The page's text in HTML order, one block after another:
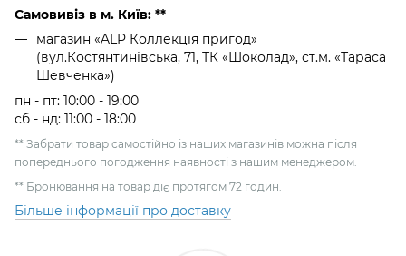
Самовивіз в м. Київ: **
магазин «ALP Коллекція пригод»
(вул.Костянтинівська, 71, ТК «Шоколад», ст.м. «Тараса
Шевченка»)
пн - пт: 10:00 - 19:00
сб - нд: 11:00 - 18:00
** Забрати товар самостійно із наших магазинів можна після
попереднього погодження наявності з нашим менеджером.
** Бронювання на товар діє протягом 72 годин.
Більше інформації про доставку